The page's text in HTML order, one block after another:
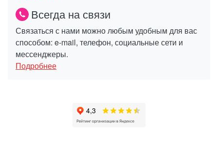
Всегда на связи
Связаться с нами можно любым удобным для вас
способом: e-mail, телефон, социальные сети и
мессенджеры.
Подробнее